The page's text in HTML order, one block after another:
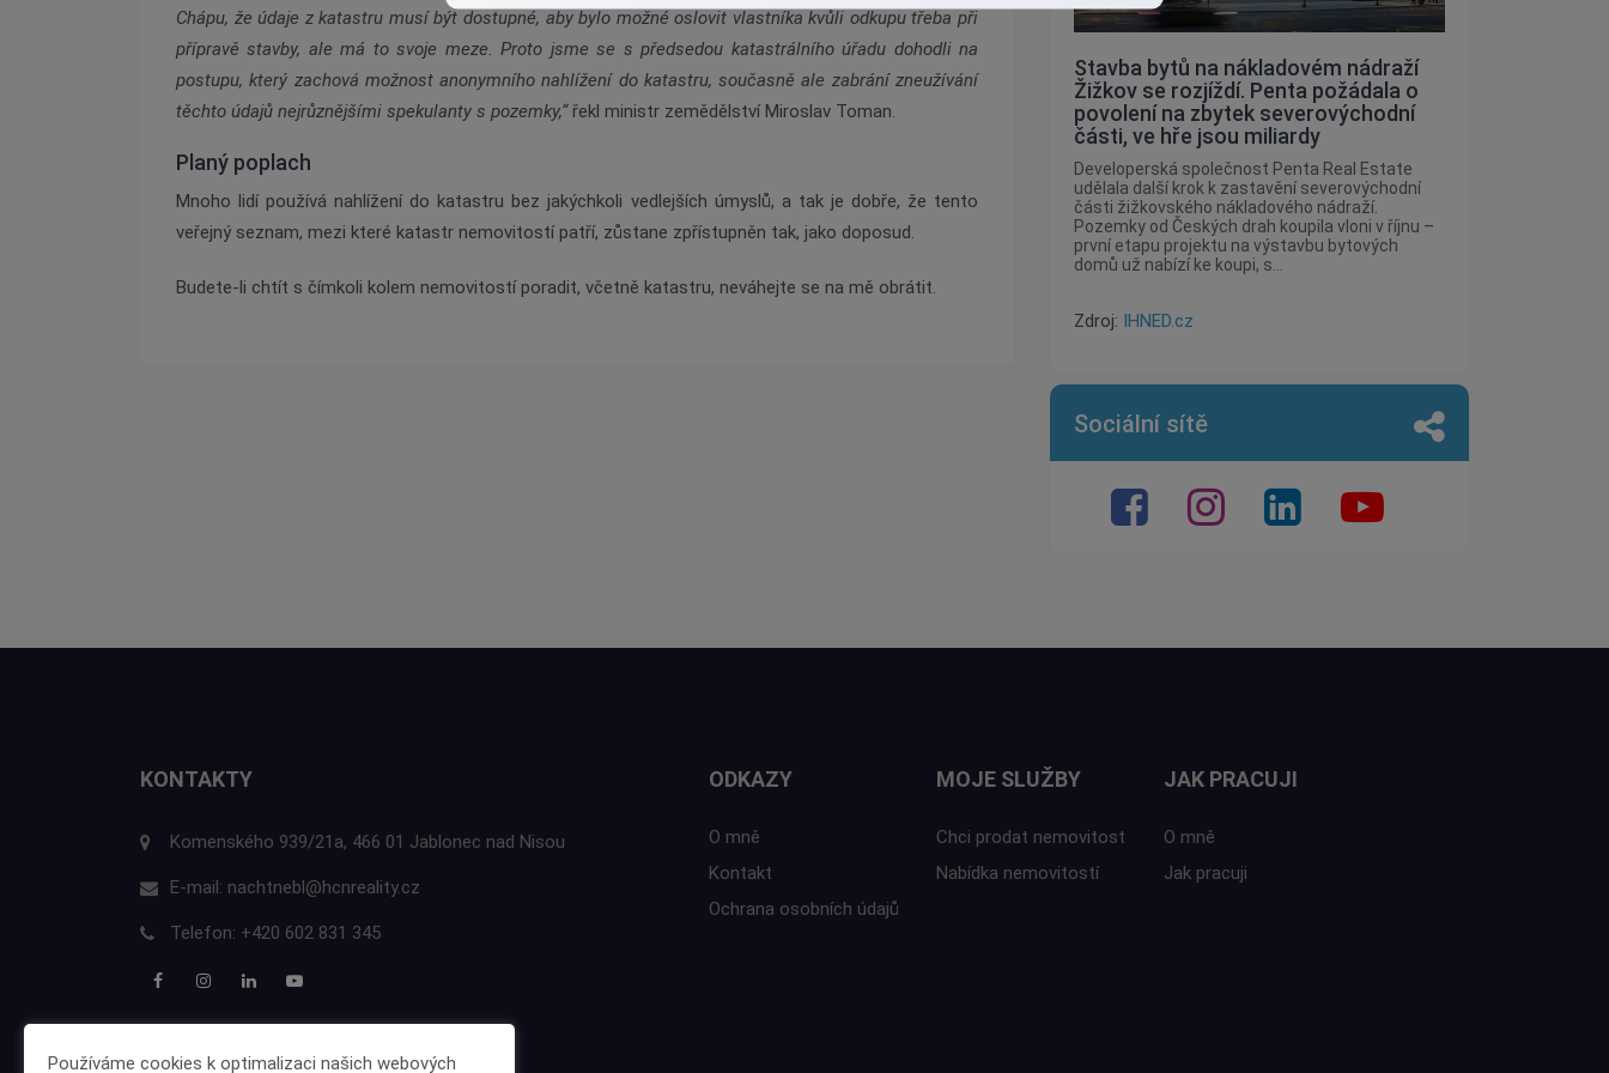
Chápu, že údaje z katastru musí být dostupné, aby bylo možné oslovit vlastníka kvůli odkupu třeba při
přípravě stavby, ale má to svoje meze. Proto jsme se s předsedou katastrálního úřadu dohodli na
postupu, který zachová možnost anonymního nahlížení do katastru, současně ale zabrání zneužívání
těchto údajů nejrůznějšími spekulanty s pozemky,“ řekl ministr zemědělství Miroslav Toman.
Planý poplach
Mnoho lidí používá nahlížení do katastru bez jakýchkoli vedlejších úmyslů, a tak je dobře, že tento
veřejný seznam, mezi které katastr nemovitostí patří, zůstane zpřístupněn tak, jako doposud.
Budete-li chtít s čímkoli kolem nemovitostí poradit, včetně katastru, neváhejte se na mě obrátit.
Stavba bytů na nákladovém nádraží
Žižkov se rozjíždí. Penta požádala o
povolení na zbytek severovýchodní
části, ve hře jsou miliardy
Developerská společnost Penta Real Estate
udělala další krok k zastavění severovýchodní
části žižkovského nákladového nádraží.
Pozemky od Českých drah koupila vloni v říjnu –
první etapu projektu na výstavbu bytových
domů už nabízí ke koupi, s...
Zdroj: IHNED.cz
Sociální sítě
KONTAKTY
Komenského 939/21a, 466 01 Jablonec nad Nisou
E-mail: nachtnebl@hcnreality.cz
Telefon: +420 602 831 345
ODKAZY
O mně
Kontakt
Ochrana osobních údajů
MOJE SLUŽBY
Chci prodat nemovitost
Nabídka nemovitostí
JAK PRACUJI
O mně
Jak pracuji
Používáme cookies k optimalizaci našich webových